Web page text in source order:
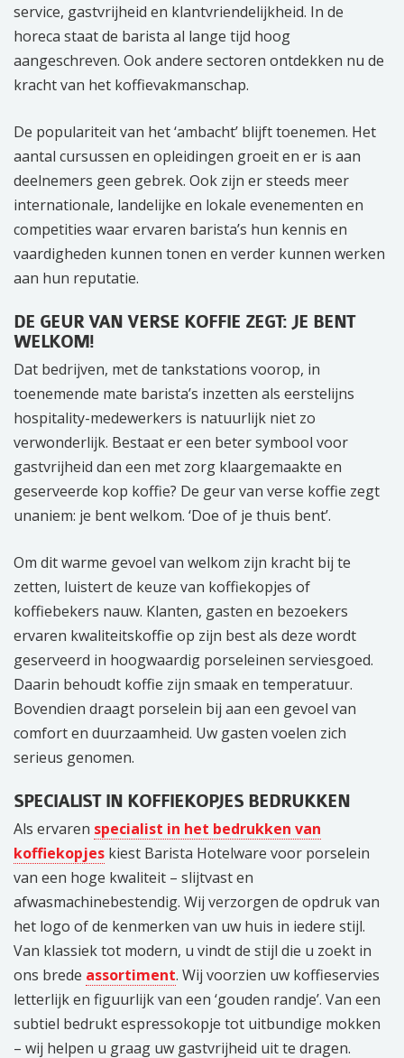
service, gastvrijheid en klantvriendelijkheid. In de
horeca staat de barista al lange tijd hoog
aangeschreven. Ook andere sectoren ontdekken nu de
kracht van het koffievakmanschap.
De populariteit van het ‘ambacht’ blijft toenemen. Het
aantal cursussen en opleidingen groeit en er is aan
deelnemers geen gebrek. Ook zijn er steeds meer
internationale, landelijke en lokale evenementen en
competities waar ervaren barista’s hun kennis en
vaardigheden kunnen tonen en verder kunnen werken
aan hun reputatie.
DE GEUR VAN VERSE KOFFIE ZEGT: JE BENT
WELKOM!
Dat bedrijven, met de tankstations voorop, in
toenemende mate barista’s inzetten als eerstelijns
hospitality-medewerkers is natuurlijk niet zo
verwonderlijk. Bestaat er een beter symbool voor
gastvrijheid dan een met zorg klaargemaakte en
geserveerde kop koffie? De geur van verse koffie zegt
unaniem: je bent welkom. ‘Doe of je thuis bent’.
Om dit warme gevoel van welkom zijn kracht bij te
zetten, luistert de keuze van koffiekopjes of
koffiebekers nauw. Klanten, gasten en bezoekers
ervaren kwaliteitskoffie op zijn best als deze wordt
geserveerd in hoogwaardig porseleinen serviesgoed.
Daarin behoudt koffie zijn smaak en temperatuur.
Bovendien draagt porselein bij aan een gevoel van
comfort en duurzaamheid. Uw gasten voelen zich
serieus genomen.
SPECIALIST IN KOFFIEKOPJES BEDRUKKEN
Als ervaren specialist in het bedrukken van
koffiekopjes kiest Barista Hotelware voor porselein
van een hoge kwaliteit – slijtvast en
afwasmachinebestendig. Wij verzorgen de opdruk van
het logo of de kenmerken van uw huis in iedere stijl.
Van klassiek tot modern, u vindt de stijl die u zoekt in
ons brede assortiment. Wij voorzien uw koffieservies
letterlijk en figuurlijk van een ‘gouden randje’. Van een
subtiel bedrukt espressokopje tot uitbundige mokken
– wij helpen u graag uw gastvrijheid uit te dragen.